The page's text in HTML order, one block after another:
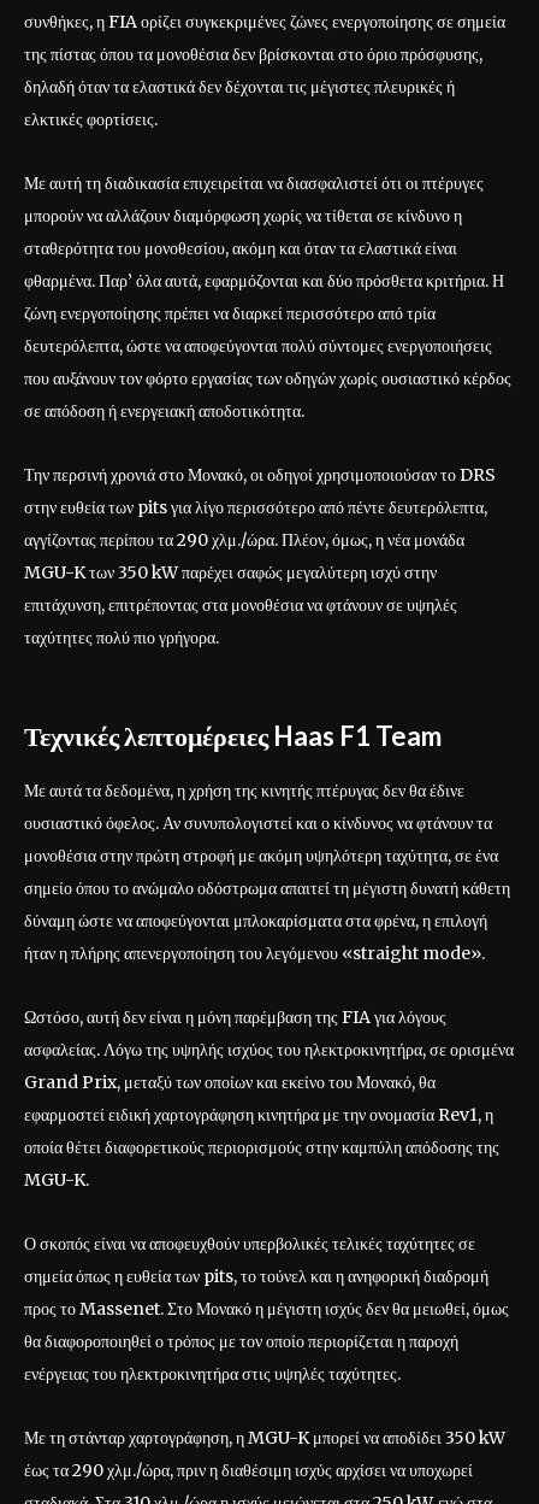
συνθήκες, η FIA ορίζει συγκεκριμένες ζώνες ενεργοποίησης σε σημεία
της πίστας όπου τα μονοθέσια δεν βρίσκονται στο όριο πρόσφυσης,
δηλαδή όταν τα ελαστικά δεν δέχονται τις μέγιστες πλευρικές ή
ελκτικές φορτίσεις.
Με αυτή τη διαδικασία επιχειρείται να διασφαλιστεί ότι οι πτέρυγες
μπορούν να αλλάζουν διαμόρφωση χωρίς να τίθεται σε κίνδυνο η
σταθερότητα του μονοθεσίου, ακόμη και όταν τα ελαστικά είναι
φθαρμένα. Παρ’ όλα αυτά, εφαρμόζονται και δύο πρόσθετα κριτήρια. Η
ζώνη ενεργοποίησης πρέπει να διαρκεί περισσότερο από τρία
δευτερόλεπτα, ώστε να αποφεύγονται πολύ σύντομες ενεργοποιήσεις
που αυξάνουν τον φόρτο εργασίας των οδηγών χωρίς ουσιαστικό κέρδος
σε απόδοση ή ενεργειακή αποδοτικότητα.
Την περσινή χρονιά στο Μονακό, οι οδηγοί χρησιμοποιούσαν το DRS
στην ευθεία των pits για λίγο περισσότερο από πέντε δευτερόλεπτα,
αγγίζοντας περίπου τα 290 χλμ./ώρα. Πλέον, όμως, η νέα μονάδα
MGU-K των 350 kW παρέχει σαφώς μεγαλύτερη ισχύ στην
επιτάχυνση, επιτρέποντας στα μονοθέσια να φτάνουν σε υψηλές
ταχύτητες πολύ πιο γρήγορα.
Τεχνικές λεπτομέρειες Haas F1 Team
Με αυτά τα δεδομένα, η χρήση της κινητής πτέρυγας δεν θα έδινε
ουσιαστικό όφελος. Αν συνυπολογιστεί και ο κίνδυνος να φτάνουν τα
μονοθέσια στην πρώτη στροφή με ακόμη υψηλότερη ταχύτητα, σε ένα
σημείο όπου το ανώμαλο οδόστρωμα απαιτεί τη μέγιστη δυνατή κάθετη
δύναμη ώστε να αποφεύγονται μπλοκαρίσματα στα φρένα, η επιλογή
ήταν η πλήρης απενεργοποίηση του λεγόμενου «straight mode».
Ωστόσο, αυτή δεν είναι η μόνη παρέμβαση της FIA για λόγους
ασφαλείας. Λόγω της υψηλής ισχύος του ηλεκτροκινητήρα, σε ορισμένα
Grand Prix, μεταξύ των οποίων και εκείνο του Μονακό, θα
εφαρμοστεί ειδική χαρτογράφηση κινητήρα με την ονομασία Rev1, η
οποία θέτει διαφορετικούς περιορισμούς στην καμπύλη απόδοσης της
MGU-K.
Ο σκοπός είναι να αποφευχθούν υπερβολικές τελικές ταχύτητες σε
σημεία όπως η ευθεία των pits, το τούνελ και η ανηφορική διαδρομή
προς το Massenet. Στο Μονακό η μέγιστη ισχύς δεν θα μειωθεί, όμως
θα διαφοροποιηθεί ο τρόπος με τον οποίο περιορίζεται η παροχή
ενέργειας του ηλεκτροκινητήρα στις υψηλές ταχύτητες.
Με τη στάνταρ χαρτογράφηση, η MGU-K μπορεί να αποδίδει 350 kW
έως τα 290 χλμ./ώρα, πριν η διαθέσιμη ισχύς αρχίσει να υποχωρεί